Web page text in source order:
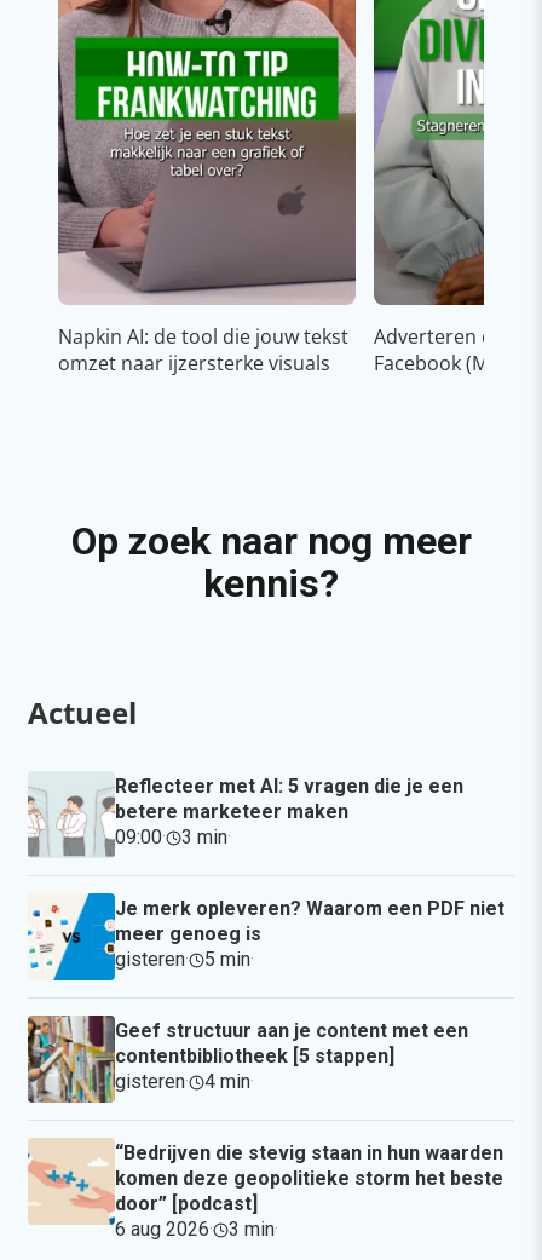
Napkin AI: de tool die jouw tekst
omzet naar ijzersterke visuals
Adverteren op
Facebook (Meta)
Op zoek naar nog meer
kennis?
Actueel
Reflecteer met AI: 5 vragen die je een
betere marketeer maken
09:00· 3 min·
Je merk opleveren? Waarom een PDF niet
meer genoeg is
gisteren· 5 min·
Geef structuur aan je content met een
contentbibliotheek [5 stappen]
gisteren· 4 min·
“Bedrijven die stevig staan in hun waarden
komen deze geopolitieke storm het beste
door” [podcast]
6 aug 2026· 3 min·